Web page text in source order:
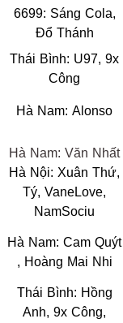
6699: Sáng Cola,
Đổ Thánh
Thái Bình: U97, 9x
Công
Hà Nam: Alonso
Hà Nam: Văn Nhất
Hà Nội: Xuân Thứ,
Tý, VaneLove,
NamSociu
Hà Nam: Cam Quýt
, Hoàng Mai Nhi
Thái Bình: Hồng
Anh, 9x Công,